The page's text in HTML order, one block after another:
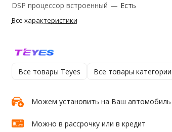
DSP процессор встроенный — Есть
Все характеристики
Все товары Teyes Все товары категории
Можем установить на Ваш автомобиль
Можно в рассрочку или в кредит